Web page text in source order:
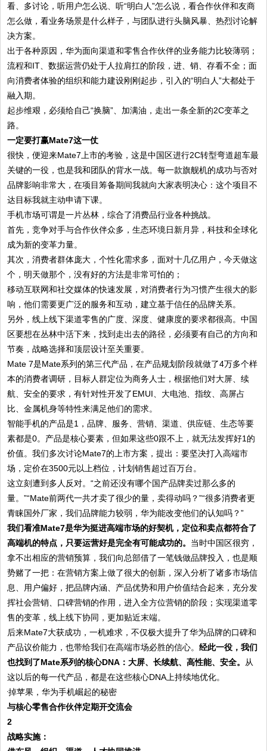
看、多讨论，听用户怎么说、听“明白人”怎么说，看合作伙伴和友商
怎么做，看业务场景是什么样子，与团队进行头脑风暴、热烈讨论解
决方案。
出于各种原因，华为面向渠道和零售合作伙伴的业务能力比较薄弱；
流程和IT、数据运营仍处于人拉肩扛的阶段，进、销、存看不全；面
向消费者体验的组织和能力建设刚刚起步，引入的“明白人”大都处于
融入期。
起步维艰，必须给自己“换脑”、加满油，走出一条全新的2C变革之
路。
一定要打赢Mate7这一仗
很快，便迎来Mate7上市的考验，这是中国区进行2C转型弯道超车最
关键的一役，也是我和团队的背水一战。每一款旗舰机的成功与否对
品牌影响非常大，在项目筹备期间我就向大家表明决心：这个项目不
达目标我就主动申请下课。
手机市场可谓是一片丛林，综合了消费品行业各种挑战。
首先，竞争对手与合作伙伴众多，生态环境日新月异，科技和全球化
成为新的变革力量。
其次，消费者群体庞大，个性化需求多，面对十几亿用户，今天做这
个，明天做那个，没有好的方法是非常可怕的；
移动互联网和社交媒体的快速发展，对消费者行为习惯产生很大的影
响，他们需要更广泛的服务和互动，建立基于信任的品牌关系。
另外，线上线下渠道零售的广度、深度、健康度的要求都很高。中国
区要想在丛林中活下来，找到走出去的路径，必须要有自己的方向和
节奏，战略选择和顶层设计至关重要。
Mate 7是Mate系列的第三代产品，在产品规划阶段就做了4万多个样
本的消费者调研，目标人群定位为商务人士，根据他们对大屏、续
航、安全的要求，有针对性开发了EMUI、大电池、指纹、高屏占
比、金属机身等特性来满足他们的需求。
智能手机的产品是1，品牌、服务、营销、渠道、供应链、生态等要
素都是0。产品是核心要素，但如果这些0跟不上，就无法发挥好1的
价值。我们多次讨论Mate7的上市方案，提出：要坚决打入高端市
场，定价在3500元以上档位，计划销售超过百万台。
这立刻遭到多人反对。“之前还没有哪个国产品牌卖过那么多的
量。”“Mate前两代一共才卖了很少的量，卖得动吗？”“很多消费者更
青睐国外厂家，我们品牌能力较弱，华为能改变他们的认知吗？”
我们看准Mate7是华为挺进高端市场的好契机，定位和卖点都符合了
高端机的特点，只要运营好是完全有可能成功的。 当时中国区很穷，
拿不出相应的营销预算，我们向总部借了一笔钱做品牌投入，也是顺
势赌了一把：在营销方案上做了很大的创新，深入分析了诸多市场信
息、用户偏好，把品牌内涵、产品优势和用户价值结合起来，充分发
挥社会营销、口碑营销的作用，进入全方位营销的阶段；实现渠道零
售的变革，线上线下协同，更加贴近末端。
后来Mate7大获成功，一机难求，不仅极大提升了华为品牌的口碑和
产品议价能力，也带给我们在高端市场必胜的信心。经此一役，我们
也找到了Mate系列的核心DNA：大屏、长续航、高性能、安全。
从
这以后的每一代产品，都是在这些核心DNA上持续地优化。
与核心零售合作伙伴定期开交流会
2
战略实施：